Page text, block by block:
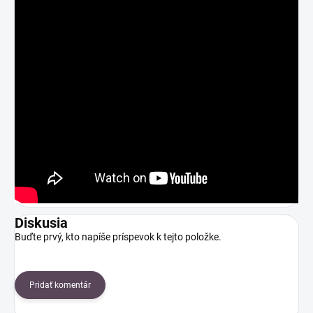
Diskusia
Buďte prvý, kto napíše príspevok k tejto položke.
Pridať komentár